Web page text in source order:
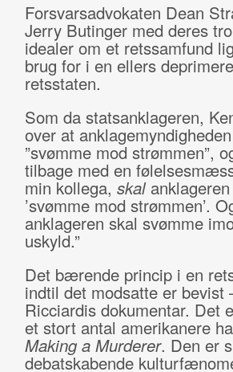
Forsvarsadvokaten Dean
Jerry Butinger med deres
idealer om et retssamfund
brug for i en ellers
retsstaten.
Som da statsanklageren,
over at
”svømme mod strømmen”,
tilbage med en
min kollega, skalanklageren
’svømme mod strømmen’.
anklageren skal svømme
uskyld.”
Det bærende princip i en
indtil det modsatte er bevist
Ricciardis dokumentar. Det
et stort antal amerikanere
Making a Murderer. Den er
debatskabende